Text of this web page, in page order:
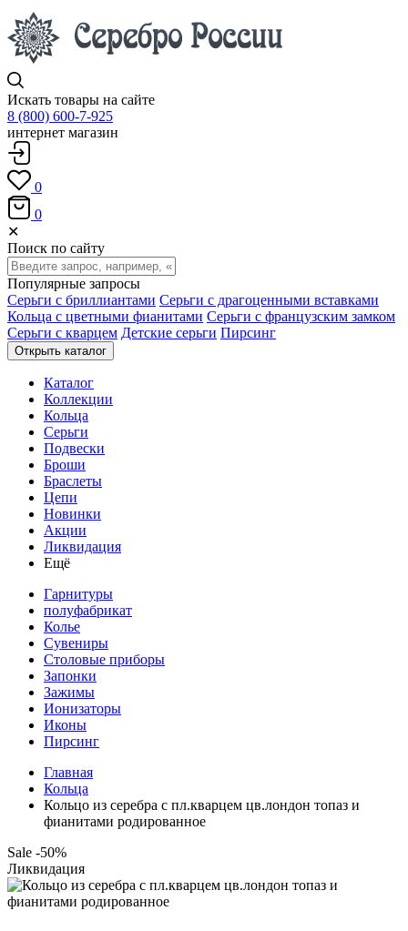
Искать товары на сайте
8 (800) 600-7-925
интернет магазин
0
0
✕
Поиск по сайту
Популярные запросы
Серьги с бриллиантами Серьги с драгоценными вставками
Кольца с цветными фианитами Серьги с французским замком
Серьги с кварцем Детские серьги Пирсинг
Открыть каталог
Каталог
Коллекции
Кольца
Серьги
Подвески
Броши
Браслеты
Цепи
Новинки
Акции
Ликвидация
Ещё
Гарнитуры
полуфабрикат
Колье
Сувениры
Столовые приборы
Запонки
Зажимы
Ионизаторы
Иконы
Пирсинг
Главная
Кольца
Кольцо из серебра с пл.кварцем цв.лондон топаз и
фианитами родированное
Sale -50%
Ликвидация